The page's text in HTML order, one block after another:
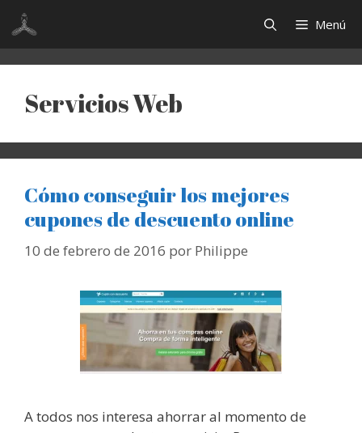
Saltar
contenido
Menú
Servicios Web
Cómo conseguir los mejores
cupones de descuento online
10 de febrero de 2016 por Philippe
A todos nos interesa ahorrar al momento de